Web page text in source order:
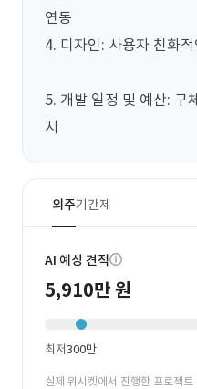
연동
4. 디자인: 사용자 친화
5. 개발 일정 및 예산: 구
시
외주기간제
AI 예상 견적
5,910만 원
최저300만
실제 위시켓에서 진행한 프로젝트